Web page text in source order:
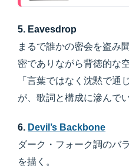
5. Eavesdrop
まるで誰かの密会を盗み
密でありながら背徳的な
「言葉ではなく沈黙で通
が、歌詞と構成に滲んでい
6. Devil’s Backbone
ダーク・フォーク調のバ
を描く。